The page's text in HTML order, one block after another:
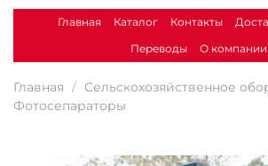
Главная Каталог Контакты
Переводы
О компании
Главная
Сельскохозяйственное
Фотосепараторы